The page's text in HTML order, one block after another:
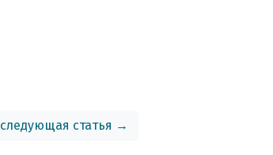
следующая статья →